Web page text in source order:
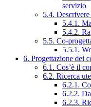
servizio
5.4.
5.4.1.
5.4.2.
5.5. Co-
5.5.1.
6. Progettazione dei
6.1. Cos’è il
6.2. Ricerca
6.2.1.
6.2.2.
6.2.3.